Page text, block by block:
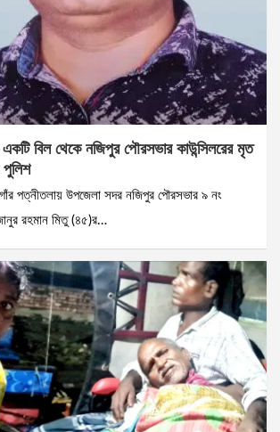
বিল থেকে নজিপুর পৌরসভার কাউন্সিলরের মৃত
পত্নীতলায় উপজেলা সদর নজিপুর পৌরসভার ৯ নং
রহমান মিতু (৪৫)র…